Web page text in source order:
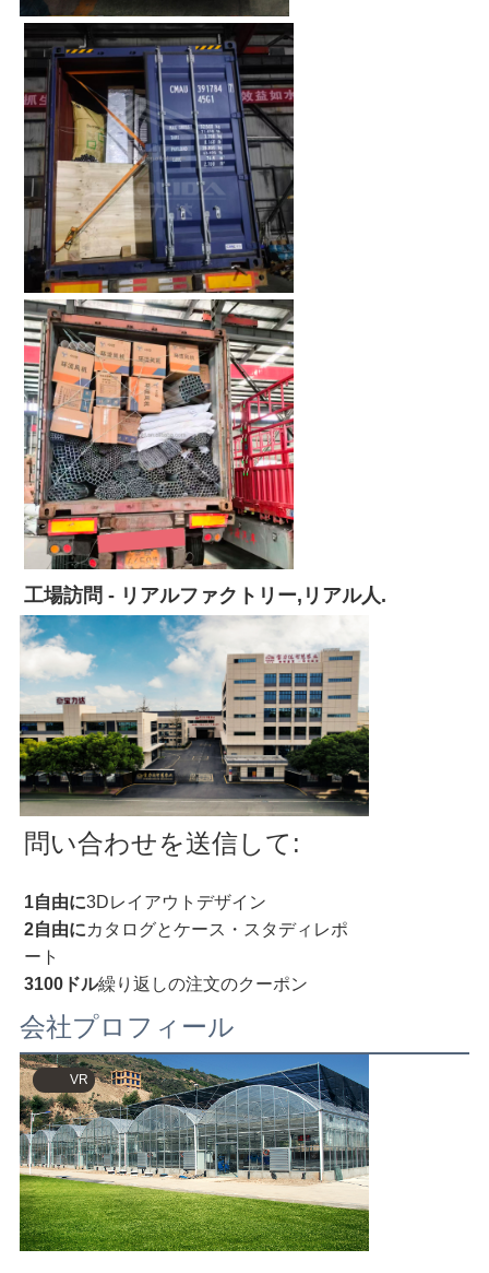
工場訪問 - リアルファクトリー,リアル人.
問い合わせを送信して:
1自由に3Dレイアウトデザイン
2自由にカタログとケース・スタディレポ
ート
3100ドル繰り返しの注文のクーポン
会社プロフィール
VR